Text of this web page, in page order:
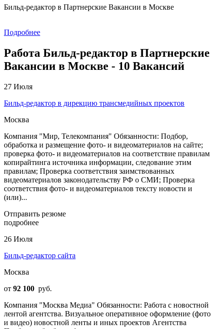
Бильд-редактор в Партнерские Вакансии в Москве
Подробнее
Работа Бильд-редактор в Партнерские
Вакансии в Москве - 10 Вакансий
27 Июля
Бильд-редактор в дирекцию трансмедийных проектов
Москва
Компания "Мир, Телекомпания" Обязанности: Подбор,
обработка и размещение фото- и видеоматериалов на сайте;
проверка фото- и видеоматериалов на соответствие правилам
копирайтинга источника информации, следование этим
правилам; Проверка соответствия заимствованных
видеоматериалов законодательству РФ о СМИ; Проверка
соответствия фото- и видеоматериалов тексту новости и
(или)...
Отправить резюме
подробнее
26 Июля
Бильд-редактор сайта
Москва
от 92 100 руб.
Компания "Москва Медиа" Обязанности: Работа с новостной
лентой агентства. Визуальное оперативное оформление (фото
и видео) новостной ленты и иных проектов Агентства